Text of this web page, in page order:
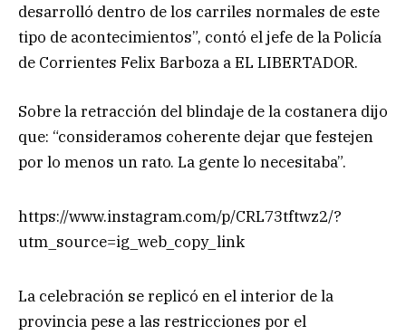
desarrolló dentro de los carriles normales de este
tipo de acontecimientos”, contó el jefe de la Policía
de Corrientes Felix Barboza a EL LIBERTADOR.
Sobre la retracción del blindaje de la costanera dijo
que: “consideramos coherente dejar que festejen
por lo menos un rato. La gente lo necesitaba”.
https://www.instagram.com/p/CRL73tftwz2/?
utm_source=ig_web_copy_link
La celebración se replicó en el interior de la
provincia pese a las restricciones por el